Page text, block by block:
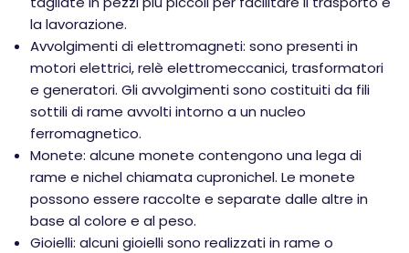
la lavorazione.
Avvolgimenti di elettromagneti: sono presenti in
motori elettrici, relè elettromeccanici, trasformatori
e generatori. Gli avvolgimenti sono costituiti da fili
sottili di rame avvolti intorno a un nucleo
ferromagnetico.
Monete: alcune monete contengono una lega di
rame e nichel chiamata cupronichel. Le monete
possono essere raccolte e separate dalle altre in
base al colore e al peso.
Gioielli: alcuni gioielli sono realizzati in rame o